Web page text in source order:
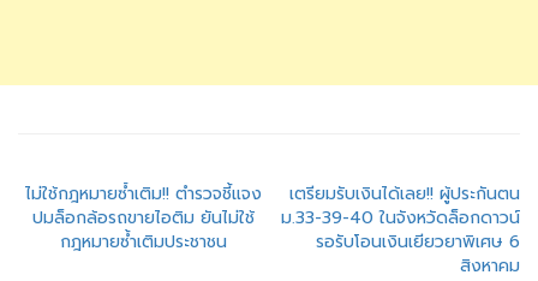
แนะแนว
เรื่อง
ไม่ใช้กฎหมายซ้ำเติม!! ตำรวจชี้แจง
ปมล็อกล้อรถขายไอติม ยันไม่ใช้
กฎหมายซ้ำเติมประชาชน
เตรียมรับเงินได้เลย!! ผู้ประกันตน
ม.33-39-40 ในจังหวัดล็อกดาวน์
รอรับโอนเงินเยียวยาพิเศษ 6
สิงหาคม